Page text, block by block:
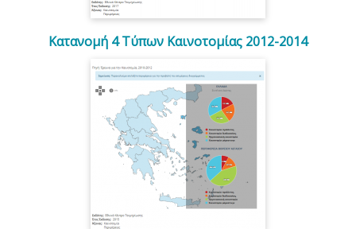
Κατανομή 4 Τύπων Καινοτομίας 2012-2014